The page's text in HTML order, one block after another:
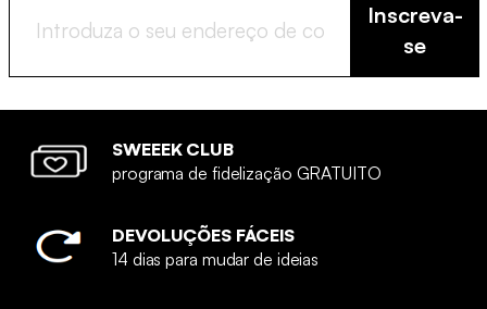
Inscreva-
se
SWEEEK CLUB
programa de fidelização GRATUITO
DEVOLUÇÕES FÁCEIS
14 dias para mudar de ideias